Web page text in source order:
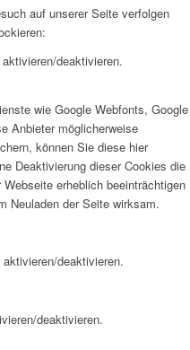
auf unserer Seite verfolgen
deaktivieren.
wie Google Webfonts, Google
Anbieter möglicherweise
können Sie diese hier
Deaktivierung dieser Cookies die
erheblich beeinträchtigen
Neuladen der Seite wirksam.
deaktivieren.
deaktivieren.